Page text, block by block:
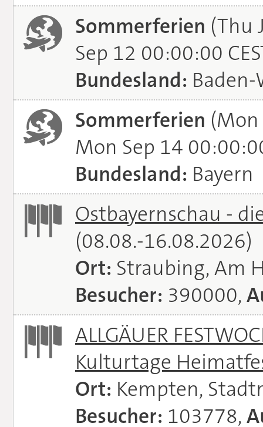
Sommerferien (Thu
Sep 12 00:00:00
Bundesland:
Sommerferien (Mon
Mon Sep 14
Bundesland: Bayern
Ostbayernschau -
(08.08.-16.08.2026)
Ort: Straubing, Am
Besucher: 390000,
ALLGÄUER
Kulturtage
Ort: Kempten,
Besucher: 103778,